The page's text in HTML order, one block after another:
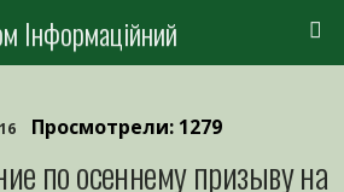
Інформаційний
Просмотрели: 1279
по осеннему призыву на